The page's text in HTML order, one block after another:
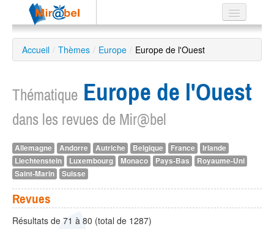
Le réseau
Soutien
Recherche
avancée
EN
ES
?
Accueil / Thèmes / Europe / Europe de l'Ouest
Thématique Europe de l'Ouest
dans les revues de Mir@bel
Allemagne Andorre Autriche Belgique France
Irlande
Liechtenstein
Luxembourg Monaco Pays-Bas
Royaume-Uni
Saint-Marin
Suisse
Revues
Résultats de 71 à 80 (total de 1287)